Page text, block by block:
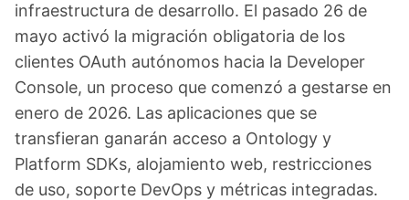
infraestructura de desarrollo. El pasado 26 de
mayo activó la migración obligatoria de los
clientes OAuth autónomos hacia la Developer
Console, un proceso que comenzó a gestarse en
enero de 2026. Las aplicaciones que se
transfieran ganarán acceso a Ontology y
Platform SDKs, alojamiento web, restricciones
de uso, soporte DevOps y métricas integradas.